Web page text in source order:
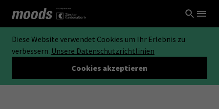
Diese Website verwendet Cookies um Ihr Erlebnis zu
verbessern. Unsere Datenschutzrichtlinien
Cookies akzeptieren